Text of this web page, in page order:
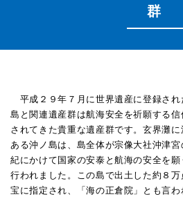
群
平成２９年７月に世界遺産に登録され
島と関連遺産群は航海安全を祈願する
されてきた貴重な遺産群です。玄界灘
ある沖ノ島は、島全体が宗像大社沖津
紀にかけて国家の安泰と航海の安全を
行われました。この島で出土した約８
宝に指定され、「海の正倉院」とも言